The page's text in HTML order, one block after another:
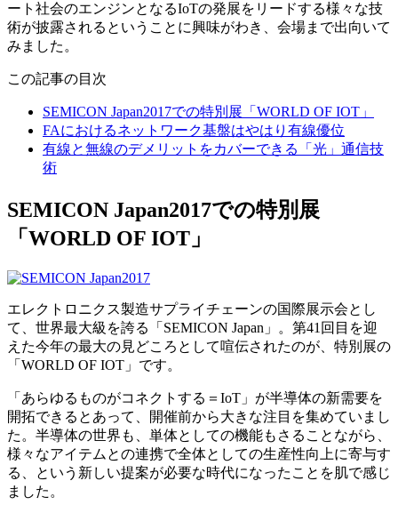
ート社会のエンジンとなるIoTの発展をリードする様々な技
術が披露されるということに興味がわき、会場まで出向いて
みました。
この記事の目次
SEMICON Japan2017での特別展「WORLD OF IOT」
FAにおけるネットワーク基盤はやはり有線優位
有線と無線のデメリットをカバーできる「光」通信技
術
SEMICON Japan2017での特別展
「WORLD OF IOT」
エレクトロニクス製造サプライチェーンの国際展示会とし
て、世界最大級を誇る「SEMICON Japan」。第41回目を迎
えた今年の最大の見どころとして喧伝されたのが、特別展の
「WORLD OF IOT」です。
「あらゆるものがコネクトする＝IoT」が半導体の新需要を
開拓できるとあって、開催前から大きな注目を集めていまし
た。半導体の世界も、単体としての機能もさることながら、
様々なアイテムとの連携で全体としての生産性向上に寄与す
る、という新しい提案が必要な時代になったことを肌で感じ
ました。